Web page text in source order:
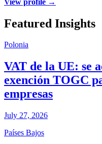
Featured Insights
Polonia
VAT de la UE: se
exención TOGC
empresas
July 27, 2026
Países Bajos